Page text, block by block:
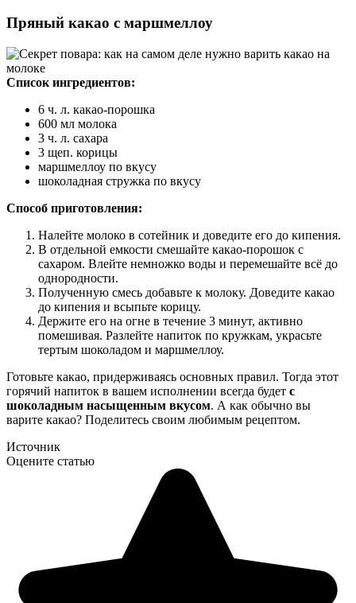
Пряный какао с маршмеллоу
Список ингредиентов:
6 ч. л. какао-порошка
600 мл молока
3 ч. л. сахара
3 щеп. корицы
маршмеллоу по вкусу
шоколадная стружка по вкусу
Способ приготовления:
Налейте молоко в сотейник и доведите его до кипения.
В отдельной емкости смешайте какао-порошок с
сахаром. Влейте немножко воды и перемешайте всё до
однородности.
Полученную смесь добавьте к молоку. Доведите какао
до кипения и всыпьте корицу.
Держите его на огне в течение 3 минут, активно
помешивая. Разлейте напиток по кружкам, украсьте
тертым шоколадом и маршмеллоу.
Готовьте какао, придерживаясь основных правил. Тогда этот
горячий напиток в вашем исполнении всегда будет с
шоколадным насыщенным вкусом. А как обычно вы
варите какао? Поделитесь своим любимым рецептом.
Источник
Оцените статью